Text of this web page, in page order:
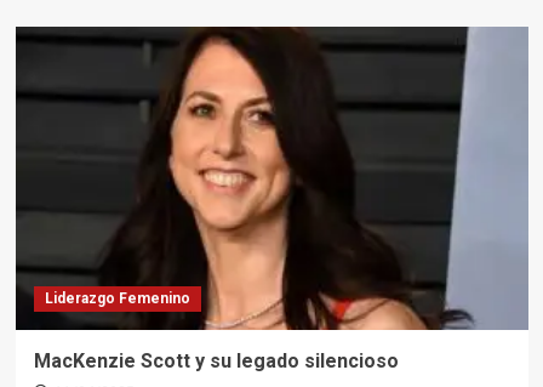
Liderazgo Femenino
MacKenzie Scott y su legado silencioso